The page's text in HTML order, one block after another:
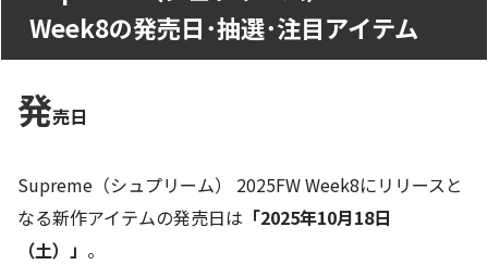
Week8の発売日･抽選･注目アイテム
発売日
Supreme（シュプリーム） 2025FW Week8にリリースと
なる新作アイテムの発売日は 「2025年10月18日
（土）」 。